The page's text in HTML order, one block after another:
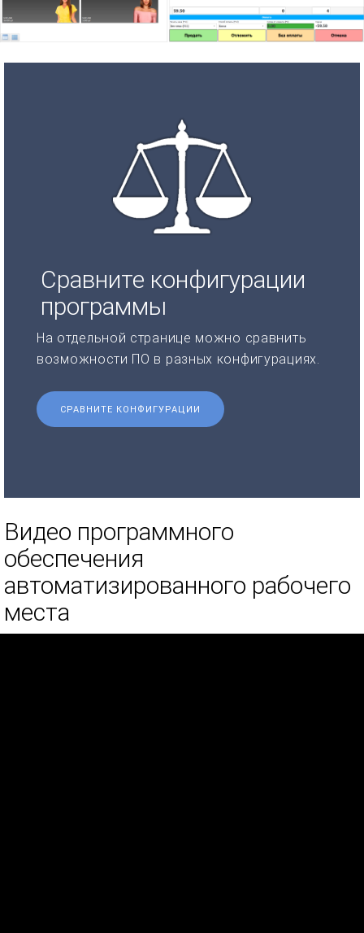
Сравните конфигурации
программы
На отдельной странице можно сравнить
возможности ПО в разных конфигурациях.
СРАВНИТЕ КОНФИГУРАЦИИ
Видео программного
обеспечения
автоматизированного рабочего
места